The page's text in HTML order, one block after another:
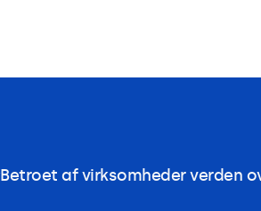
Betroet af virksomheder verden